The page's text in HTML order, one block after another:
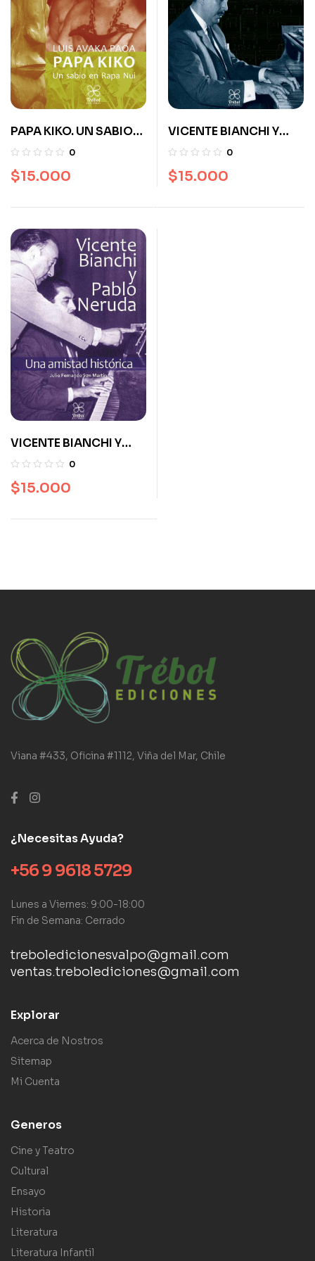
PAPA KIKO. UN SABIO
EN RAPANUI
0
$15.000
VICENTE BIANCHI Y
MOZART
0
$15.000
VICENTE BIANCHI Y
PABLO NERUDA
0
$15.000
Viana #433, Oficina #1112, Viña del Mar, Chile
¿Necesitas Ayuda?
+56 9 9618 5729
Lunes a Viernes: 9:00-18:00
Fin de Semana: Cerrado
treboledicionesvalpo@gmail.com
ventas.trebolediciones@gmail.com
Explorar
Acerca de Nostros
Sitemap
Mi Cuenta
Generos
Cine y Teatro
Cultural
Ensayo
Historia
Literatura
Literatura Infantil